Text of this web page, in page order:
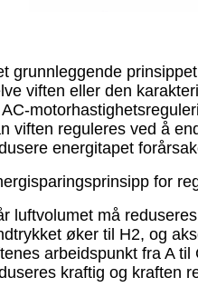
grunnleggende
viften eller den
viften reguleres ved å
energitapet
for
luftvolumet må
øker til H2, og
arbeidspunkt fra A
kraftig og kraften